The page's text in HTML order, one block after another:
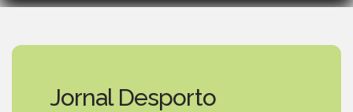
Jornal Desporto